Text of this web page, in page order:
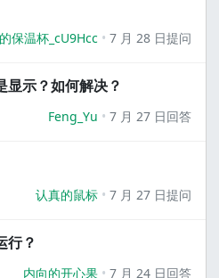
保温杯_cU9Hcc 7 月 28 日提问
显示？如何解决？
Feng_Yu 7 月 27 日回答
认真的鼠标 7 月 27 日提问
行？
内向的开心果 7 月 24 日回答